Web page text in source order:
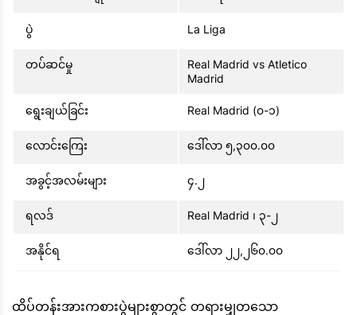
ပွဲ La Liga
တပ်ဆင်မှု
Real Madrid vs Atletico
Madrid
ရွေးချယ်ခြင်း Real Madrid (၀-၁)
လောင်းကြေး ဒေါ်လာ ၅,၃၀၀.၀၀
အခွင့်အလမ်းများ ၄.၂
ရလဒ် Real Madrid ၊ ၃-၂
အနိုင်ရ ဒေါ်လာ ၂၂,၂၆၀.၀၀
ထိပ်တန်းအားကစားပွဲများစွာတွင် တရားမျှတသော